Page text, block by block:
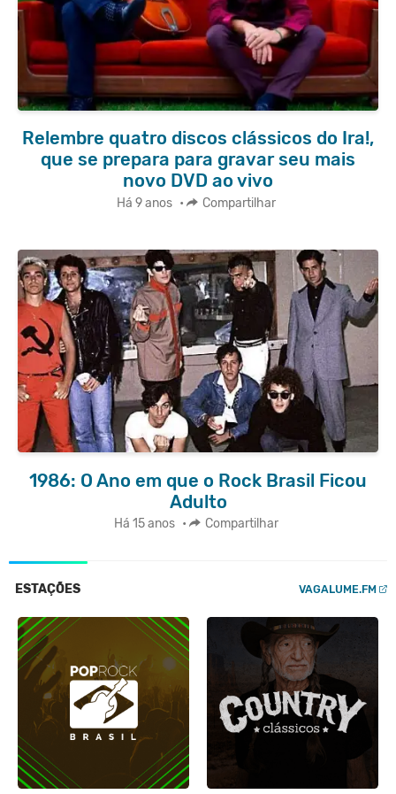
Relembre quatro discos clássicos do Ira!,
que se prepara para gravar seu mais
novo DVD ao vivo
Há 9 anos • Compartilhar
1986: O Ano em que o Rock Brasil Ficou
Adulto
Há 15 anos • Compartilhar
ESTAÇÕES VAGALUME.FM